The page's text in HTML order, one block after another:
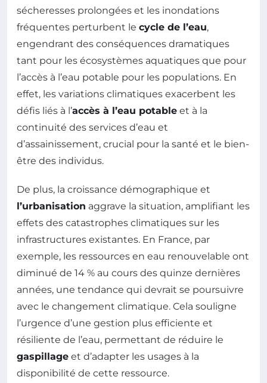
sécheresses prolongées et les inondations
fréquentes perturbent le cycle de l’eau,
engendrant des conséquences dramatiques
tant pour les écosystèmes aquatiques que pour
l’accès à l’eau potable pour les populations. En
effet, les variations climatiques exacerbent les
défis liés à l’accès à l’eau potable et à la
continuité des services d’eau et
d’assainissement, crucial pour la santé et le bien-
être des individus.
De plus, la croissance démographique et
l’urbanisation aggrave la situation, amplifiant les
effets des catastrophes climatiques sur les
infrastructures existantes. En France, par
exemple, les ressources en eau renouvelable ont
diminué de 14 % au cours des quinze dernières
années, une tendance qui devrait se poursuivre
avec le changement climatique. Cela souligne
l’urgence d’une gestion plus efficiente et
résiliente de l’eau, permettant de réduire le
gaspillage et d’adapter les usages à la
disponibilité de cette ressource.